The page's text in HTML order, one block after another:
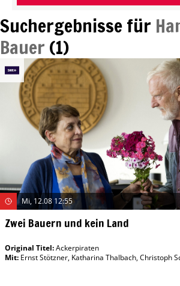
Suchergebnisse für
Bauer (1)
Mi, 12.08 12:55
Zwei Bauern und kein Land
Original Titel:Ackerpiraten
Mit: Ernst Stötzner, Katharina Thalbach,Christoph